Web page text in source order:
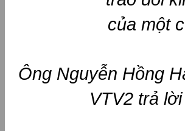
của một
Ông Nguyễn Hồng
VTV2 trả